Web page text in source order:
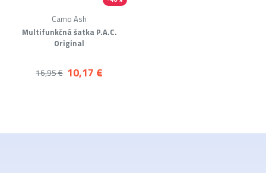
Multifunkčná šatka P.A.C.
Original
Camo Ash
10,17 €
16,95 €